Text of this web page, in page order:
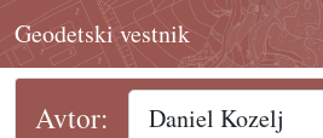
Geodetski vestnik
Avtor: